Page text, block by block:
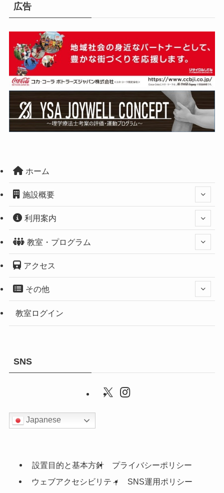
広告
ホーム
施設概要
利用案内
教室・プログラム
アクセス
その他
教室ログイン
SNS
Japanese
設置目的と基本方針
プライバシーポリシー
ウェブアクセシビリティ
SNS運用ポリシー